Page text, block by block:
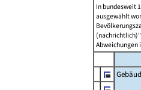
In bundesweit
ausgewählt
Abweichungen